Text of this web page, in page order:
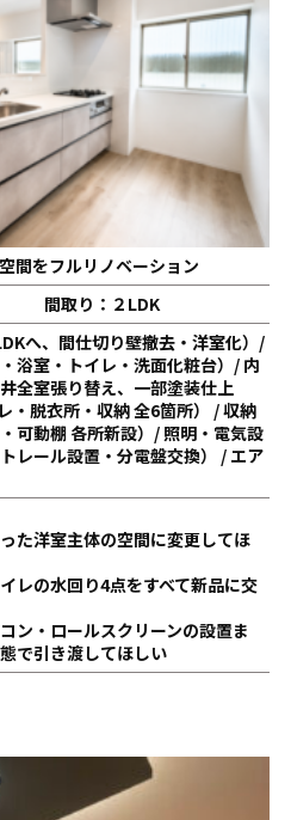
間をフルリノベーション
間取り：２LDK
へ、間仕切り壁撤去・洋室化）/
浴室・トイレ・洗面化粧台）/ 内
全室張り替え、一部塗装仕上
・脱衣所・収納 全6箇所） / 収納
可動棚 各所新設）/ 照明・電気設
レール設置・分電盤交換） / エア
た洋室主体の空間に変更してほ
レの水回り4点をすべて新品に交
ン・ロールスクリーンの設置ま
で引き渡してほしい